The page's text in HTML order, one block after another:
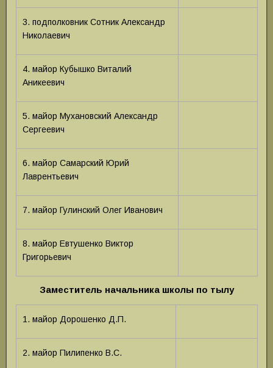
3. подполковник Сотник Александр
Николаевич
4. майор Кубышко Виталий
Аникеевич
5. майор Мухановский Александр
Сергеевич
6. майор Самарский Юрий
Лаврентьевич
7. майор Гулинский Олег Иванович
8. майор Евтушенко Виктор
Григорьевич
Заместитель начальника школы по тылу
1. майор Дорошенко Д.П.
2. майор Пилипенко В.С.